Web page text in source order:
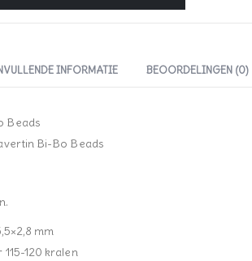
INFORMATIE BEOORDELINGEN (0)
Beads
Bi-Bo Beads
mm
120 kralen